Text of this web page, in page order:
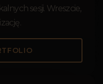
sesji. Wreszcie,